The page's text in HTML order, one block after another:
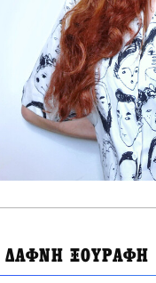
ΔΑΦΝΗ ΞΟΥΡΑΦΗ